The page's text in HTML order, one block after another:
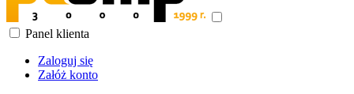
Panel klienta
Zaloguj się
Załóż konto